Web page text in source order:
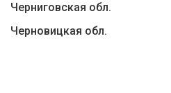
Черниговская обл.
Черновицкая обл.